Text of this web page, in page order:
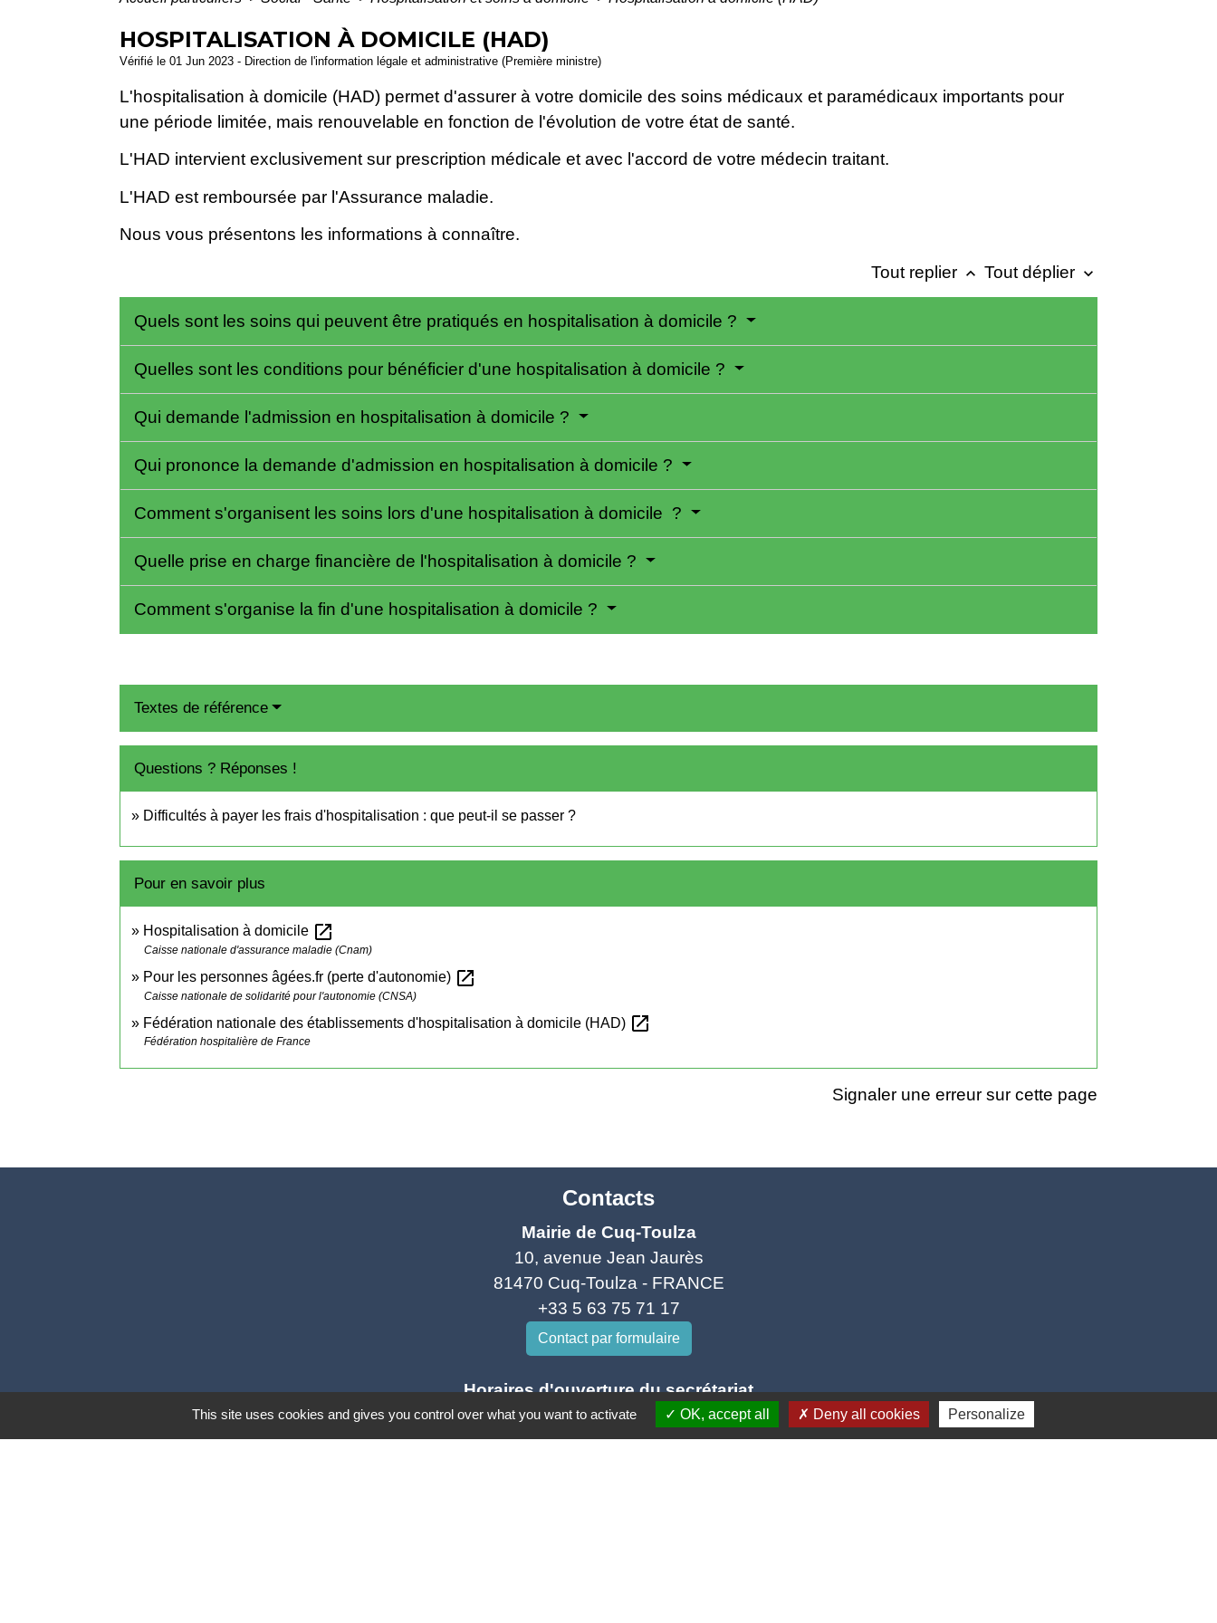
HOSPITALISATION À DOMICILE (HAD)
Vérifié le 01 Jun 2023 - Direction de l'information légale et administrative (Première ministre)
L'hospitalisation à domicile (HAD) permet d'assurer à votre domicile des soins médicaux et paramédicaux importants pour
une période limitée, mais renouvelable en fonction de l'évolution de votre état de santé.
L'HAD intervient exclusivement sur prescription médicale et avec l'accord de votre médecin traitant.
L'HAD est remboursée par l'Assurance maladie.
Nous vous présentons les informations à connaître.
Tout replier keyboard_arrow_up Tout déplier keyboard_arrow_down
Quels sont les soins qui peuvent être pratiqués en hospitalisation à domicile ?
Quelles sont les conditions pour bénéficier d'une hospitalisation à domicile ?
Qui demande l'admission en hospitalisation à domicile ?
Qui prononce la demande d'admission en hospitalisation à domicile ?
Comment s'organisent les soins lors d'une hospitalisation à domicile ?
Quelle prise en charge financière de l'hospitalisation à domicile ?
Comment s'organise la fin d'une hospitalisation à domicile ?
Textes de référence
Questions ? Réponses !
Difficultés à payer les frais d'hospitalisation : que peut-il se passer ?
Pour en savoir plus
Hospitalisation à domicile open_in_new
Caisse nationale d'assurance maladie (Cnam)
Pour les personnes âgées.fr (perte d'autonomie) open_in_new
Caisse nationale de solidarité pour l'autonomie (CNSA)
Fédération nationale des établissements d'hospitalisation à domicile (HAD) open_in_new
Fédération hospitalière de France
Signaler une erreur sur cette page
Contacts
Mairie de Cuq-Toulza
10, avenue Jean Jaurès
81470 Cuq-Toulza - FRANCE
+33 5 63 75 71 17
Contact par formulaire
Horaires d'ouverture du secrétariat
Lundi : Sur RDV
Mardi : 10h - 12h et sur RDV
This site uses cookies and gives you control over what you want to activate OK, accept all Deny all cookies Personalize